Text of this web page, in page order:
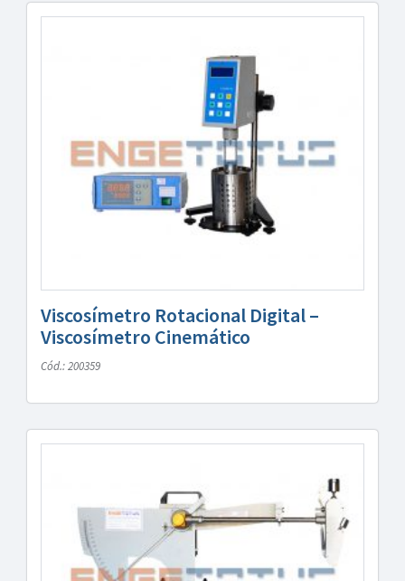
Viscosímetro Rotacional Digital –
Viscosímetro Cinemático
Cód.: 200359